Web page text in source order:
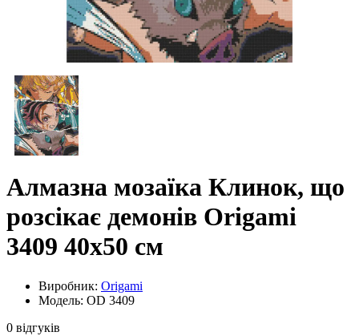
Алмазна мозаїка Клинок, що
розсікає демонів Origami
3409 40x50 см
Виробник: Origami
Модель: OD 3409
0 відгуків